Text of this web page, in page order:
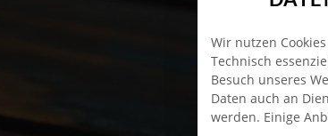
Wir nutzen
Technisch
Besuch unseres
Daten auch an
werden. Einige